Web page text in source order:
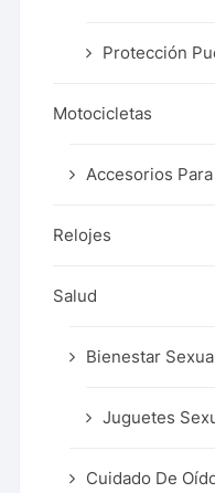
Protección
Motocicletas
Accesorios
Relojes
Salud
Bienestar
Juguetes
Cuidado De